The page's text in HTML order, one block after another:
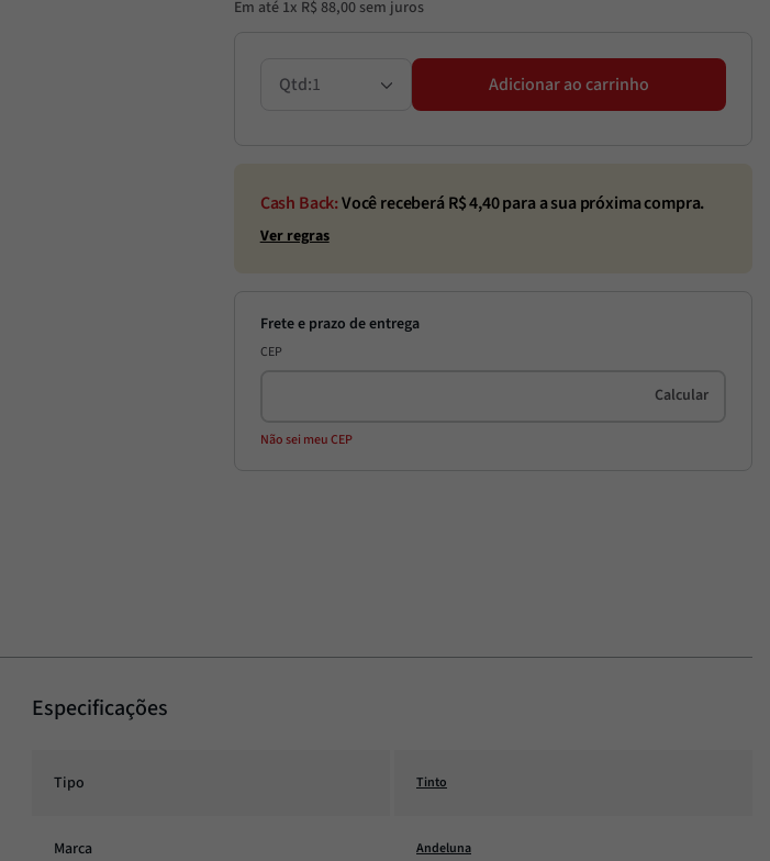
Em até 1x R$ 88,00sem juros
1 Adicionar ao carrinho
Cash Back:Você receberá R$4,40para a sua próxima compra.
Ver regras
CEP
Não sei meu CEP
Especificações
Tipo Tinto
Marca Andeluna